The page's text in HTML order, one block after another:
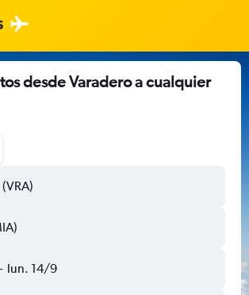
desde Varadero a cualquier
- lun. 14/9